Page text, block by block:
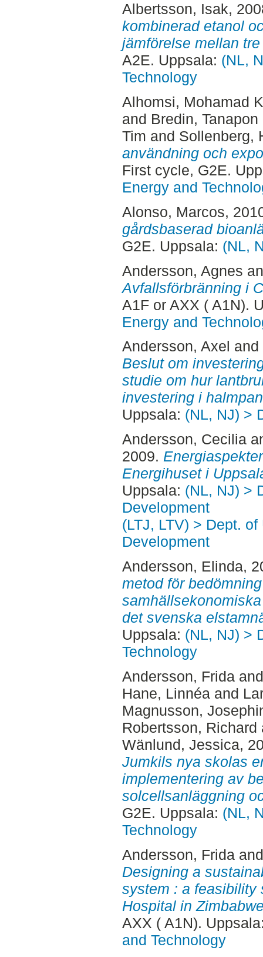
Albertsson, Isak,
kombinerad etanol
jämförelse mellan
A2E. Uppsala: (NL,
Technology
Alhomsi, Mohamad
and Bredin, Tanapon
Tim and Sollenberg,
användning och
First cycle, G2E.
Energy and
Alonso, Marcos,
gårdsbaserad
G2E. Uppsala: (NL,
Andersson, Agnes
Avfallsförbränning i
A1F or AXX ( A1N).
Energy and
Andersson, Axel and
Beslut om
studie om hur
investering i
Uppsala: (NL, NJ) >
Andersson, Cecilia
2009.
Energihuset i
Uppsala: (NL, NJ) >
Development
(LTJ, LTV) > Dept.
Development
Andersson, Elinda,
metod för
det svenska
Uppsala: (NL, NJ) >
Technology
Andersson, Frida
Hane, Linnéaand
Magnusson,
Robertsson, Richard
Wänlund, Jessica,
Jumkils nya skolas
implementering av
solcellsanläggning
G2E. Uppsala: (NL,
Technology
Andersson, Frida
Designing a
system : a feasibility
Hospital in
AXX ( A1N).
and Technology